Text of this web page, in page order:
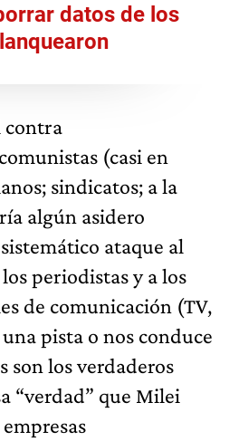
datos de los
contra
(casi en
sindicatos; a la
algún asidero
ataque al
periodistas y a los
de comunicación (TV,
pista o nos conduce
son los verdaderos
“verdad” que Milei